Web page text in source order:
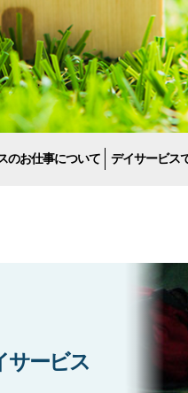
のお仕事について デイサービス
サービス